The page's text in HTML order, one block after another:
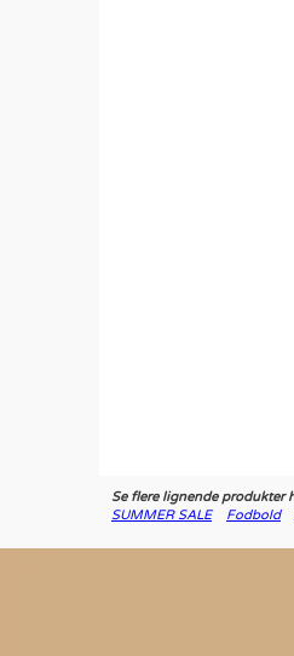
Se flere lignende produkter
SUMMER SALE
Fodbold